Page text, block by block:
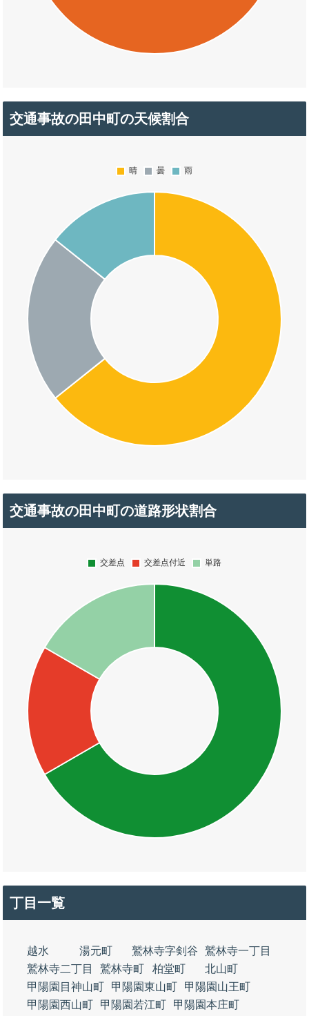
交通事故の田中町の天候割合
交通事故の田中町の道路形状割合
丁目一覧
越水 湯元町 鷲林寺字剣谷
鷲林寺一丁目
鷲林寺二丁目
鷲林寺町 柏堂町
北山町
甲陽園目神山町
甲陽園東山町
甲陽園山王町
甲陽園西山町
甲陽園若江町
甲陽園本庄町